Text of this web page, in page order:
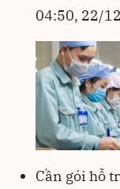
04:50, 22/
Cần gói hỗ